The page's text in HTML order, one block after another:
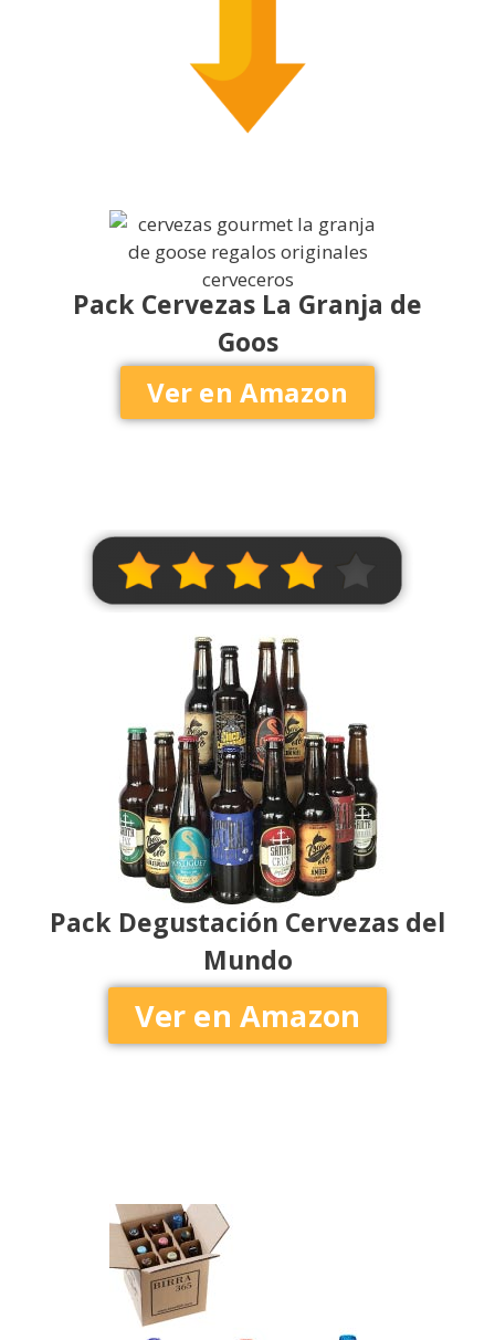
Pack Cervezas La Granja de
Goos
Ver en Amazon
Pack Degustación Cervezas del
Mundo
Ver en Amazon